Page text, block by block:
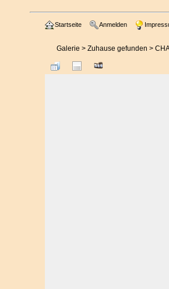
Startseite Anmelden
Galerie > Zuhause gefunden >